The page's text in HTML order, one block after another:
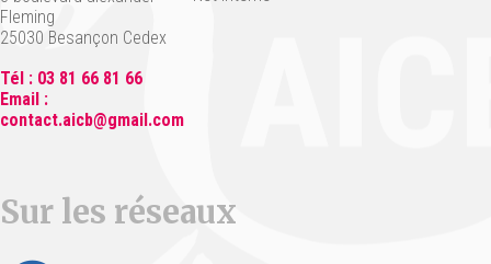
Fleming
25030 Besançon Cedex
Tél : 03 81 66 81 66
Email :
contact.aicb@gmail.com
Sur les réseaux